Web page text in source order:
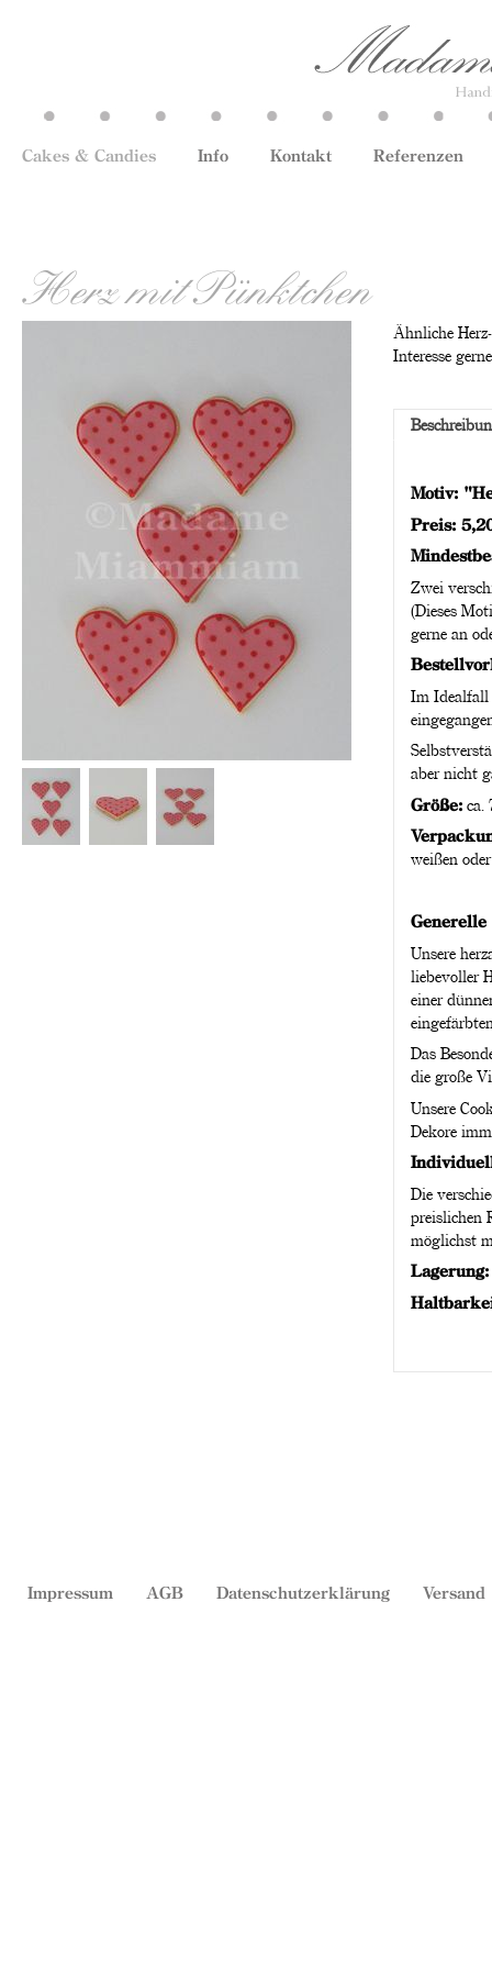
Cakes & Candies Info Kontakt Referenzen
Herz mit Pünktchen
Ähnliche
Interesse
Motiv:
Preis:
Zwei
(Dieses
gerne an
Im Idealfall
aber nicht
Größe:ca.
weißen
Generelle
Unsere
liebevoller
einer
Das
die große
Unsere
Dekore
Die
preislichen
möglichst
Impressum AGB Datenschutzerklärung Versand